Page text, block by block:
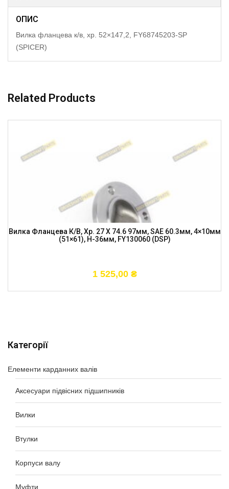
Категорії
Елементи карданних валів
Аксесуари підвісних підшипників
Вилки
Втулки
Корпуси валу
Муфти
ОПИС
Вилка фланцева к/в, хр. 52×147,2, FY68745203-SP
(SPICER)
Related Products
Вилка Фланцева К/в, Хр. 27 X 74.6 97мм, SAE 60.3мм, 4×10мм
(51×61), H-36мм, FY130060 (DSP)
1 525,00 ₴